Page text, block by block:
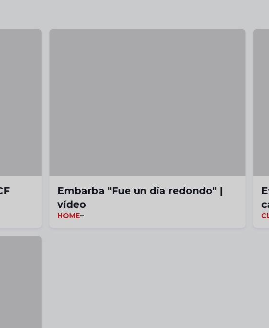
Embarba "Fue un día redondo" |
vídeo
HOME